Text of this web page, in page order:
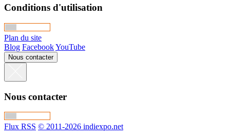
Conditions d'utilisation
Plan du site
Blog FacebookYouTube
Nous contacter
Nous contacter
Flux RSS © 2011-2026 indiexpo.net